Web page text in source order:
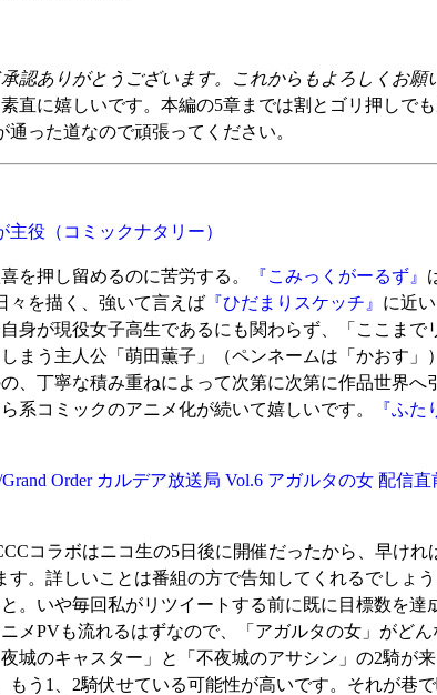
ありがとうございます。これからもよろしくお願
に嬉しいです。本編の5章までは割とゴリ押しで
った道なので頑張ってください。
主役 （コミックナタリー）
押し留めるのに苦労する。 『こみっくがーるず』
々を描く、強いて言えば 『ひだまりスケッチ』 に近
が現役女子高生であるにも関わらず、「ここまで
う主人公「萌田薫子」（ペンネームは「かおす」
、丁寧な積み重ねによって次第に次第に作品世界へ
系コミックのアニメ化が続いて嬉しいです。 『ふた
Order カルデア放送局 Vol.6 アガルタの女 配信
コラボはニコ生の5日後に開催だったから、早けれ
。詳しいことは番組の方で告知してくれるでしょ
。いや毎回私がリツイートする前に既に目標数を達
メPVも流れるはずなので、「アガルタの女」がど
のキャスター」と「不夜城のアサシン」の2騎が
う1、2騎伏せている可能性が高いです。それが巷